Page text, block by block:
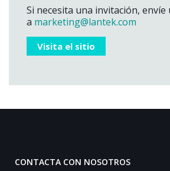
Si necesita una invitación, envíe
a marketing@lantek.com
Visita el sitio
CONTACTA CON NOSOTROS